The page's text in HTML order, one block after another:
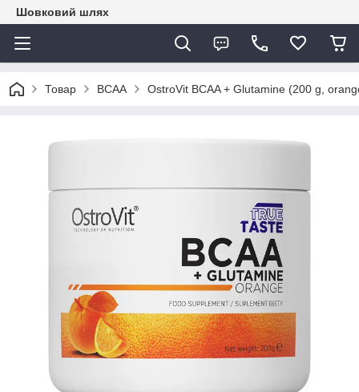
Шовковий шлях
Товар BCAA OstroVit BCAA + Glutamine (200 g,